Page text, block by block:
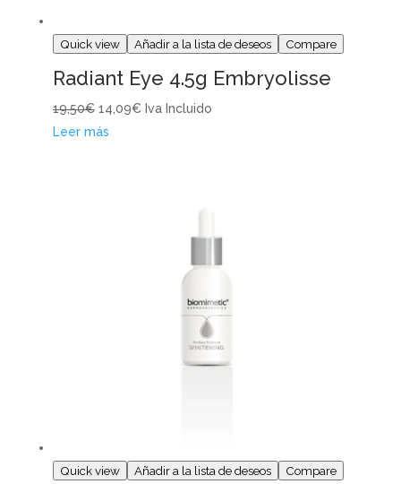
Quick view Añadir a la lista de deseos Compare
Radiant Eye 4.5g Embryolisse
19,50€ 14,09€ Iva Incluido
Leer más
Quick view Añadir a la lista de deseos Compare